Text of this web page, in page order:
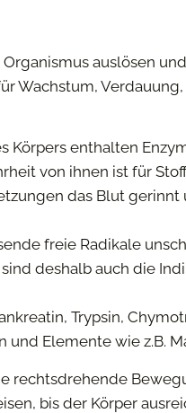
auslösen
Wachstum,
Körpers enthalten
von ihnen ist für
das Blut
freie Radikale
deshalb auch die
Trypsin,
und Elemente wie z.B.
rechtsdrehende
bis der Körper